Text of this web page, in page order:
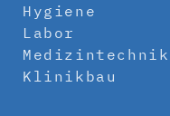
Hygiene
Labor
Medizintechnik
Klinikbau